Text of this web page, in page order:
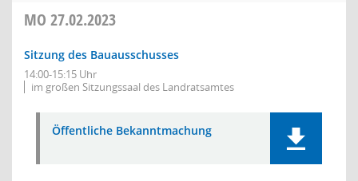
MO 27.02.2023
Sitzung des Bauausschusses
14:00-15:15 Uhr
im großen Sitzungssaal des Landratsamtes
Öffentliche Bekanntmachung